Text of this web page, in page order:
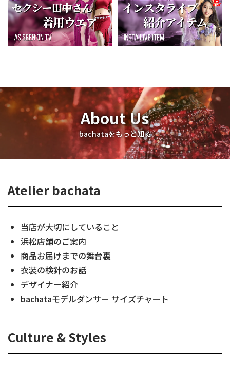
About Us
bachataをもっと知る
Atelier bachata
当店が大切にしていること
浜松店舗のご案内
商品お届けまでの舞台裏
衣装の検針のお話
デザイナー紹介
bachataモデルダンサー サイズチャート
Culture & Styles